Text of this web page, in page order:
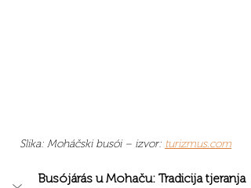
Slika: Moháčski busói – izvor: turizmus.com
Busójárás u Mohaču: Tradicija tjeranja